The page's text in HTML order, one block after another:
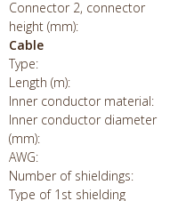
Connector 2, connector
height (mm):
Cable
Type:
Length (m):
Inner conductor material:
Inner conductor diameter
(mm):
AWG:
Number of shieldings:
Type of 1st shielding